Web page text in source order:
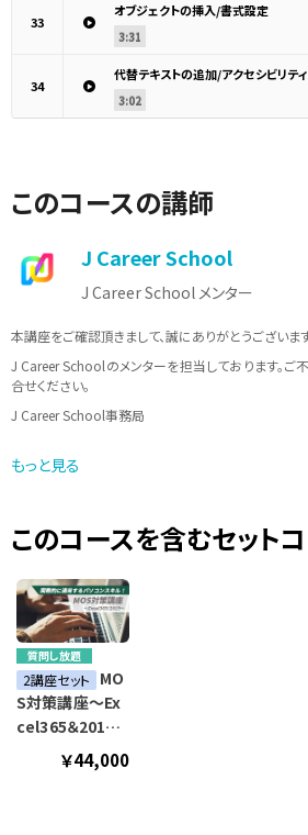
33
オブジェクトの挿入/書式設定
3:31
34
代替テキストの追加/アクセシビリテ
3:02
このコースの講師
J Career School
J Career School メンター
本講座をご確認頂きまして、誠にありがとうございます
J Career Schoolのメンターを担当しております。ご
合せください。
J Career School事務局
受付時間 10：00〜17：00（土日祝日、夏季休暇、年
もっと見る
このコースを含むセット
質問し放題
2講座セット MO
S対策講座～Ex
cel365＆2019
￥44,000